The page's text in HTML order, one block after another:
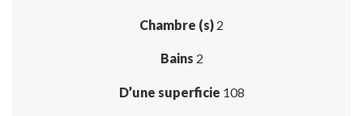
Chambre (s) 2
Bains 2
D’une superficie 108